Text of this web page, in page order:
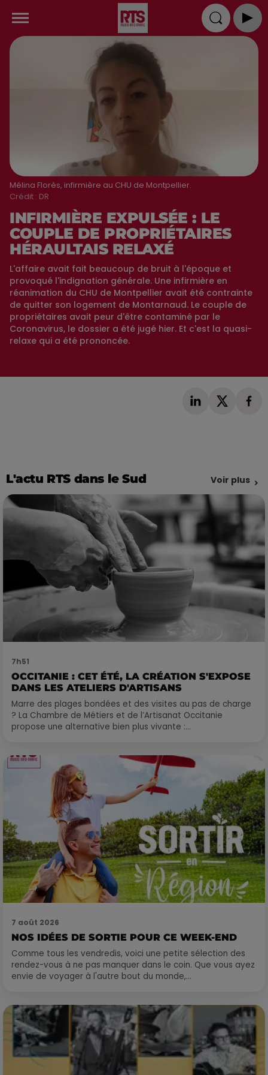
Mélina Florès, infirmière au CHU de Montpellier.
Crédit : DR
INFIRMIÈRE EXPULSÉE : LE
COUPLE DE PROPRIÉTAIRES
HÉRAULTAIS RELAXÉ
L'affaire avait fait beaucoup de bruit à l'époque et
provoqué l'indignation générale. Une infirmière en
réanimation du CHU de Montpellier avait été contrainte
de quitter son logement de Montarnaud. Le couple de
propriétaires avait peur d'être contaminé par le
Coronavirus, le dossier a été jugé hier. Et c'est la quasi-
relaxe qui a été prononcée.
L'actu RTS dans le Sud Voir plus
7h51
OCCITANIE : CET ÉTÉ, LA CRÉATION S'EXPOSE
DANS LES ATELIERS D'ARTISANS
Marre des plages bondées et des visites au pas de charge
? La Chambre de Métiers et de l’Artisanat Occitanie
propose une alternative bien plus vivante :...
7 août 2026
NOS IDÉES DE SORTIE POUR CE WEEK-END
Comme tous les vendredis, voici une petite sélection des
rendez-vous à ne pas manquer dans le coin. Que vous ayez
envie de voyager à l'autre bout du monde,...